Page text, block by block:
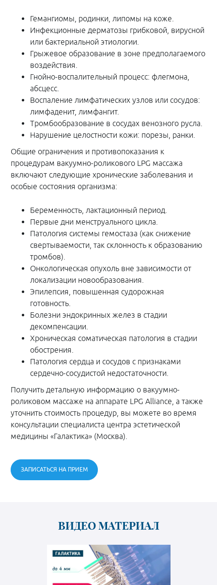
Гемангиомы, родинки, липомы на коже.
Инфекционные дерматозы грибковой, вирусной
или бактериальной этиологии.
Грыжевое образование в зоне предполагаемого
воздействия.
Гнойно-воспалительный процесс: флегмона,
абсцесс.
Воспаление лимфатических узлов или сосудов:
лимфаденит, лимфангит.
Тромбообразование в сосудах венозного русла.
Нарушение целостности кожи: порезы, ранки.
Общие ограничения и противопоказания к
процедурам вакуумно-роликового LPG массажа
включают следующие хронические заболевания и
особые состояния организма:
Беременность, лактационный период.
Первые дни менструального цикла.
Патология системы гемостаза (как снижение
свертываемости, так склонность к образованию
тромбов).
Онкологическая опухоль вне зависимости от
локализации новообразования.
Эпилепсия, повышенная судорожная
готовность.
Болезни эндокринных желез в стадии
декомпенсации.
Хроническая соматическая патология в стадии
обострения.
Патология сердца и сосудов с признаками
сердечно-сосудистой недостаточности.
Получить детальную информацию о вакуумно-
роликовом массаже на аппарате LPG Alliance, а также
уточнить стоимость процедур, вы можете во время
консультации специалиста центра эстетической
медицины «Галактика» (Москва).
ЗАПИСАТЬСЯ НА ПРИЕМ
ВИДЕО МАТЕРИАЛ